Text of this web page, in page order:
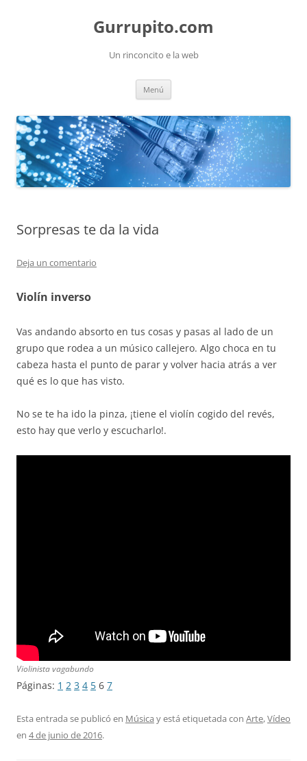
Gurrupito.com
Un rinconcito e la web
Menú
Sorpresas te da la vida
Deja un comentario
Violín inverso
Vas andando absorto en tus cosas y pasas al lado de un
grupo que rodea a un músico callejero. Algo choca en tu
cabeza hasta el punto de parar y volver hacia atrás a ver
qué es lo que has visto.
No se te ha ido la pinza, ¡tiene el violín cogido del revés,
esto hay que verlo y escucharlo!.
Violinista vagabundo
Páginas: 1 2 3 4 5 6 7
Esta entrada se publicó en Música y está etiquetada con Arte,Vídeo
en 4 de junio de 2016.